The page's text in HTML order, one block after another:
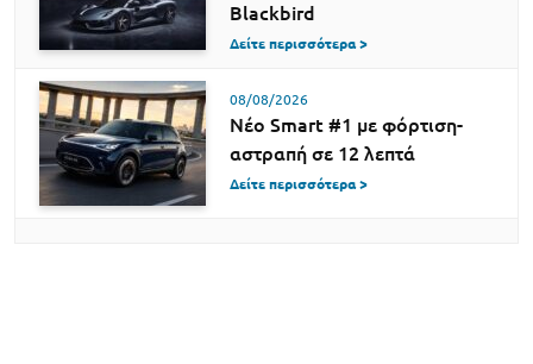
Blackbird
Δείτε περισσότερα >
08/08/2026
Νέο Smart #1 με φόρτιση-
αστραπή σε 12 λεπτά
Δείτε περισσότερα >